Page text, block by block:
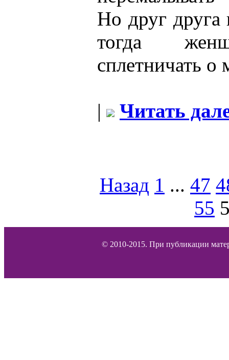
Но друг
тогда
сплетничать
| Читать
Назад 1 ... 47
55
© 2010-2015. При публикации